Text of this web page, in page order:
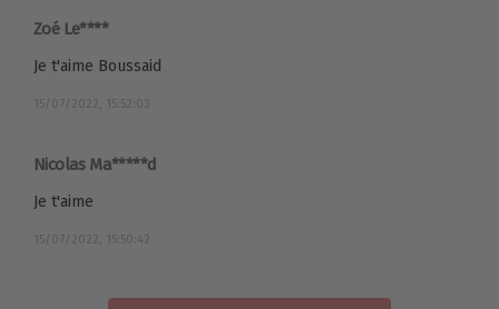
Zoé Le****
Je t'aime Boussaid
15/07/2022, 15:52:03
Nicolas Ma*****d
Je t'aime
15/07/2022, 15:50:42